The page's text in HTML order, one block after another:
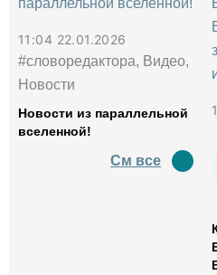
11:04 22.01.2026
#словоредактора, Видео,
Новости
Новости из параллельной
вселенной!
См все